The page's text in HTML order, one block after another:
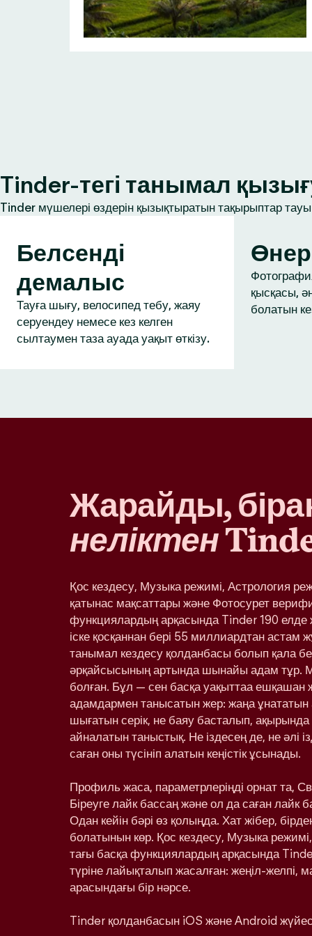
Tinder-тегі танымал
Tinder мүшелері өздерін қызықтыратын тақырыптар
Белсенді
демалыс
Тауға шығу, велосипед тебу, жаяу
серуендеу немесе кез келген
сылтаумен таза ауада уақыт өткізу.
Өнер
қысқасы,
болатын
Жарайды,
неліктен
Қос кездесу, Музыка режимі, Астрология
қатынас мақсаттары және Фотосурет
функциялардың арқасында Tinder 190 елде
іске қосқаннан бері 55 миллиардтан астам
танымал кездесу қолданбасы болып қала
әрқайсысының артында шынайы адам тұр.
болған. Бұл — сен басқа уақыттаа ешқашан
адамдармен танысатын жер: жаңа ұнататын
шығатын серік, не баяу басталып,
айналатын таныстық. Не іздесең де, не әлі
саған оны түсініп алатын кеңістік ұсынады.
Профиль жаса, параметрлеріңді орнат та,
Біреуге лайк бассаң және ол да саған лайк
Одан кейін бәрі өз қолыңда. Хат жібер,
болатынын көр. Қос кездесу, Музыка
тағы басқа функциялардың арқасында
түріне лайықталып жасалған: жеңіл-желпі,
арасындағы бір нәрсе.
Tinder қолданбасын iOS және Android